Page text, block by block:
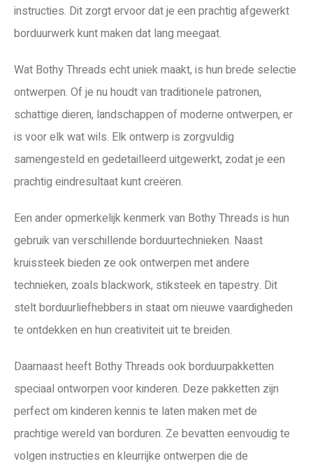
instructies. Dit zorgt ervoor dat je een prachtig afgewerkt
borduurwerk kunt maken dat lang meegaat.
Wat Bothy Threads echt uniek maakt, is hun brede selectie
ontwerpen. Of je nu houdt van traditionele patronen,
schattige dieren, landschappen of moderne ontwerpen, er
is voor elk wat wils. Elk ontwerp is zorgvuldig
samengesteld en gedetailleerd uitgewerkt, zodat je een
prachtig eindresultaat kunt creëren.
Een ander opmerkelijk kenmerk van Bothy Threads is hun
gebruik van verschillende borduurtechnieken. Naast
kruissteek bieden ze ook ontwerpen met andere
technieken, zoals blackwork, stiksteek en tapestry. Dit
stelt borduurliefhebbers in staat om nieuwe vaardigheden
te ontdekken en hun creativiteit uit te breiden.
Daarnaast heeft Bothy Threads ook borduurpakketten
speciaal ontworpen voor kinderen. Deze pakketten zijn
perfect om kinderen kennis te laten maken met de
prachtige wereld van borduren. Ze bevatten eenvoudig te
volgen instructies en kleurrijke ontwerpen die de